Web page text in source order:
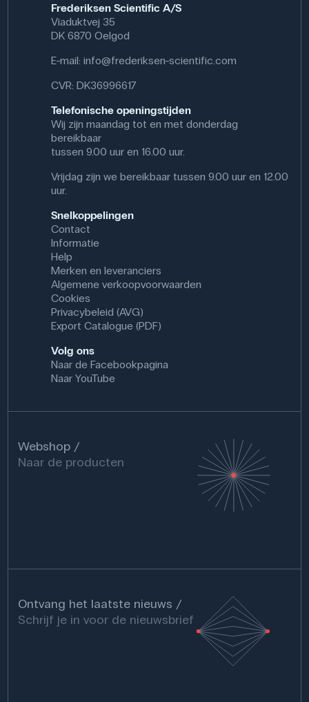
Frederiksen Scientific A/S
Viaduktvej 35
DK 6870 Oelgod
E-mail:info@frederiksen-scientific.com
CVR: DK36996617
Telefonische openingstijden
Wij zijn maandag tot en met donderdag
bereikbaar
tussen 9.00 uur en 16.00 uur.
Vrijdag zijn we bereikbaar tussen 9.00 uur en 12.00
uur.
Snelkoppelingen
Contact
Informatie
Help
Merken en leveranciers
Algemene verkoopvoorwaarden
Cookies
Privacybeleid (AVG)
Export Catalogue (PDF)
Volg ons
Naar de Facebookpagina
Naar YouTube
Webshop
Naar de producten
Ontvang het laatste nieuws
Schrijf je in voor de nieuwsbrief